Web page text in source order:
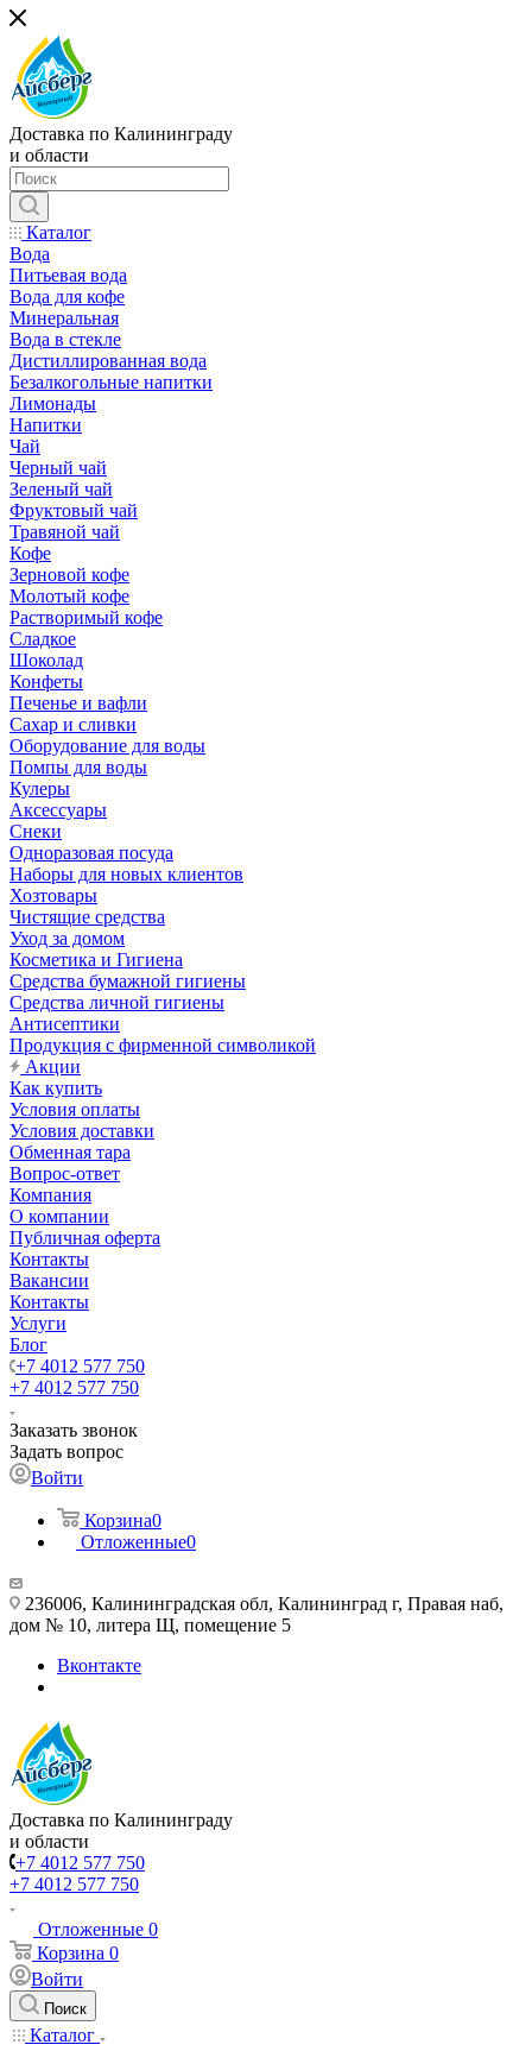
Доставка по Калининграду
и области
Каталог
Вода
Питьевая вода
Вода для кофе
Минеральная
Вода в стекле
Дистиллированная вода
Безалкогольные напитки
Лимонады
Напитки
Чай
Черный чай
Зеленый чай
Фруктовый чай
Травяной чай
Кофе
Зерновой кофе
Молотый кофе
Растворимый кофе
Сладкое
Шоколад
Конфеты
Печенье и вафли
Сахар и сливки
Оборудование для воды
Помпы для воды
Кулеры
Аксессуары
Снеки
Одноразовая посуда
Наборы для новых клиентов
Хозтовары
Чистящие средства
Уход за домом
Косметика и Гигиена
Средства бумажной гигиены
Средства личной гигиены
Антисептики
Продукция с фирменной символикой
Акции
Как купить
Условия оплаты
Условия доставки
Обменная тара
Вопрос-ответ
Компания
О компании
Публичная оферта
Контакты
Вакансии
Контакты
Услуги
Блог
+7 4012 577 750
+7 4012 577 750
Заказать звонок
Задать вопрос
Войти
Корзина0
Отложенные0
236006, Калининградская обл, Калининград г, Правая наб,
дом № 10, литера Щ, помещение 5
Вконтакте
Доставка по Калининграду
и области
+7 4012 577 750
+7 4012 577 750
Отложенные 0
Корзина 0
Войти
Поиск
Каталог